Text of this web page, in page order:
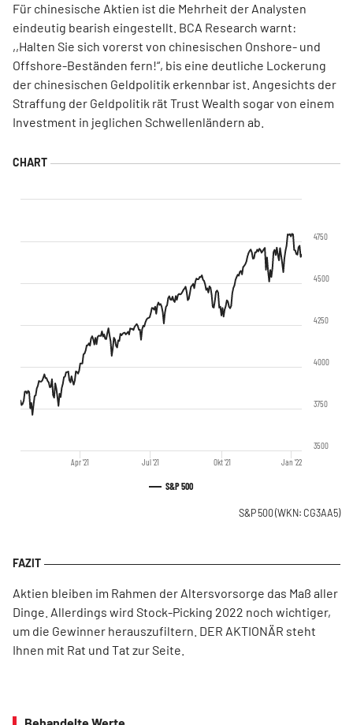
Für chinesische Aktien ist die Mehrheit der Analysten
eindeutig bearish eingestellt. BCA Research warnt:
,,Halten Sie sich vorerst von chinesischen Onshore- und
Offshore-Beständen fern!“, bis eine deutliche Lockerung
der chinesischen Geldpolitik erkennbar ist. Angesichts der
Straffung der Geldpolitik rät Trust Wealth sogar von einem
Investment in jeglichen Schwellenländern ab.
S&P 500
Jul '21 Jan '22
Apr '21 Okt '21
3500
3750
4000
4250
4500
4750
S&P 500(WKN: CG3AA5)
Aktien bleiben im Rahmen der Altersvorsorge das Maß aller
Dinge. Allerdings wird Stock-Picking 2022 noch wichtiger,
um die Gewinner herauszufiltern. DER AKTIONÄR steht
Ihnen mit Rat und Tat zur Seite.